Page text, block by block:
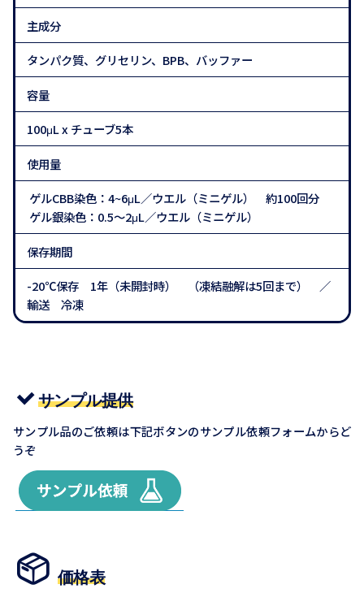
主成分
タンパク質、グリセリン、BPB、バッファー
容量
100μL x チューブ5本
使用量
ゲルCBB染色：4~6μL／ウエル（ミニゲル） 約100回分
ゲル銀染色：0.5～2μL／ウエル（ミニゲル）
保存期間
-20℃保存 1年（未開封時） （凍結融解は5回まで） ／
輸送 冷凍
サンプル提供
サンプル品のご依頼は下記ボタンのサンプル依頼フォームからど
うぞ
価格表